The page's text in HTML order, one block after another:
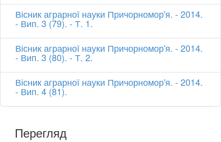
Вісник аграрної науки Причорномор'я. - 2014.
- Вип. 3 (79). - Т. 1.
Вісник аграрної науки Причорномор'я. - 2014.
- Вип. 3 (80). - Т. 2.
Вісник аграрної науки Причорномор'я. - 2014.
- Вип. 4 (81).
Перегляд